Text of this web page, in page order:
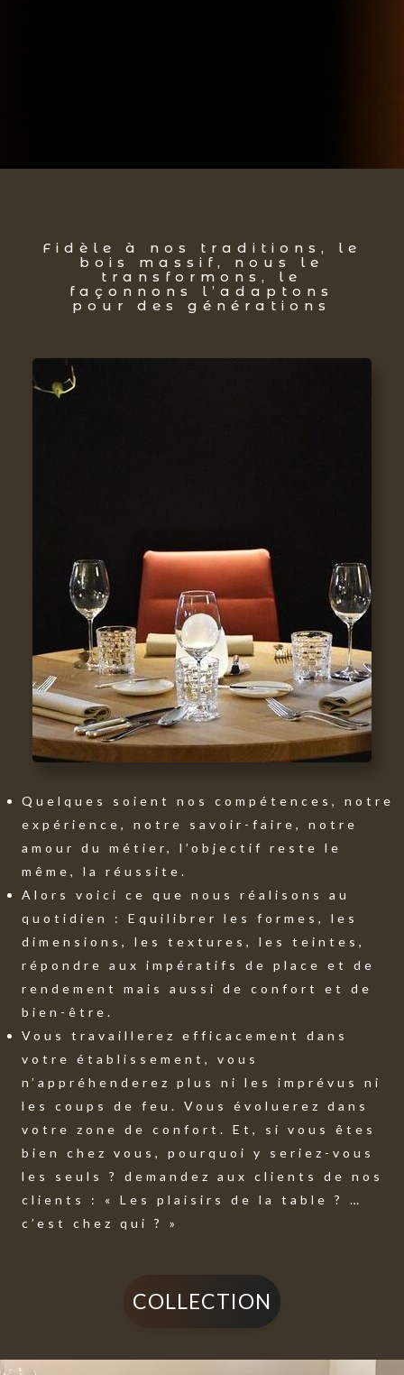
Fidèle à nos traditions, le
bois massif, nous le
transformons, le
façonnons l’adaptons
pour des générations
Quelques soient nos compétences, notre
expérience, notre savoir-faire, notre
amour du métier, l’objectif reste le
même, la réussite.
Alors voici ce que nous réalisons au
quotidien : Equilibrer les formes, les
dimensions, les textures, les teintes,
répondre aux impératifs de place et de
rendement mais aussi de confort et de
bien-être.
Vous travaillerez efficacement dans
votre établissement, vous
n’appréhenderez plus ni les imprévus ni
les coups de feu. Vous évoluerez dans
votre zone de confort. Et, si vous êtes
bien chez vous, pourquoi y seriez-vous
les seuls ? demandez aux clients de nos
clients : « Les plaisirs de la table ? …
c’est chez qui ? »
COLLECTION